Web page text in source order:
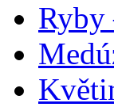
Ryby